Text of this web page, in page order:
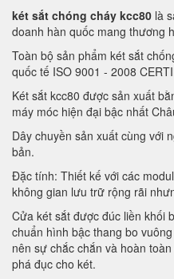
két sắt chóng cháy kcc80 là
doanh hàn quốc mang thương
Toàn bộ sản phẩm két sắt
quốc tế ISO 9001 - 2008
Két sắt kcc80 được sản xuất
máy móc hiện đại bậc nhất
Dây chuyền sản xuất cùng với
bản.
Đặc tính: Thiết kế với các
không gian lưu trữ rộng rãi
Cửa két sắt được đúc liền khối
chuẩn hình bậc thang bo
nên sự chắc chắn và hoàn
phá đục cho két.